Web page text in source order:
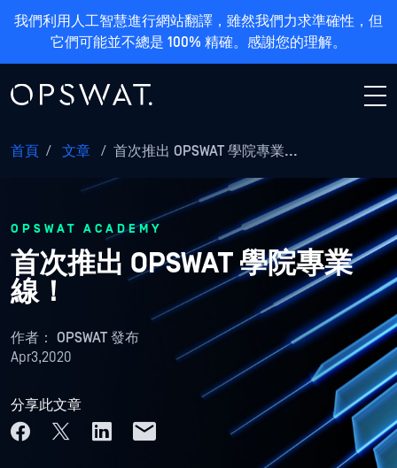
我們利用人工智慧進行網站翻譯，雖然我們力求準確性，但
它們可能並不總是 100% 精確。感謝您的理解。
首頁 / 文章 / 首次推出 OPSWAT 學院專業...
OPSWAT ACADEMY
首次推出 OPSWAT 學院專業
線！
作者： OPSWAT 發布
Apr3,2020
分享此文章